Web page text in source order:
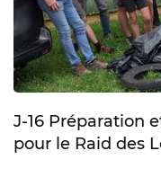
J-16 Préparation
pour le Raid des